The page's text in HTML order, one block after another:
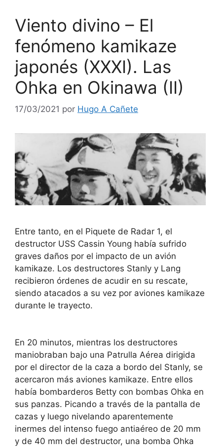
Viento divino – El
fenómeno kamikaze
japonés (XXXI). Las
Ohka en Okinawa (II)
17/03/2021 por Hugo A Cañete
Entre tanto, en el Piquete de Radar 1, el
destructor USS Cassin Young había sufrido
graves daños por el impacto de un avión
kamikaze. Los destructores Stanly y Lang
recibieron órdenes de acudir en su rescate,
siendo atacados a su vez por aviones kamikaze
durante le trayecto.
En 20 minutos, mientras los destructores
maniobraban bajo una Patrulla Aérea dirigida
por el director de la caza a bordo del Stanly, se
acercaron más aviones kamikaze. Entre ellos
había bombarderos Betty con bombas Ohka en
sus panzas. Picando a través de la pantalla de
cazas y luego nivelando aparentemente
inermes del intenso fuego antiaéreo de 20 mm
y de 40 mm del destructor, una bomba Ohka